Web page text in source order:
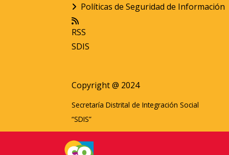
Políticas de Seguridad de Información
RSS
SDIS
Copyright @ 2024
Secretaría Distrital de Integración Social
“SDIS”